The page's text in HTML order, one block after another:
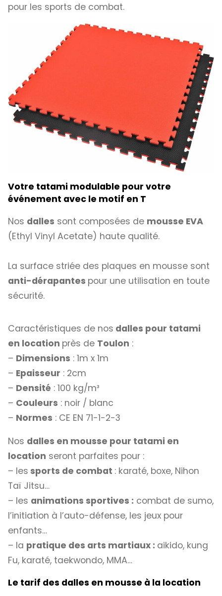
pour les sports de combat.
Votre tatami modulable pour votre
événement avec le motif en T
Nos dalles sont composées de mousse EVA
(Ethyl Vinyl Acetate) haute qualité.
La surface striée des plaques en mousse sont
anti-dérapantes pour une utilisation en toute
sécurité.
Caractéristiques de nos dalles pour tatami
en location près de Toulon :
– Dimensions : 1m x 1m
– Epaisseur : 2cm
– Densité : 100 kg/m³
– Couleurs : noir / blanc
– Normes : CE EN 71-1-2-3
Nos dalles en mousse pour tatami en
location seront parfaites pour :
– les sports de combat : karaté, boxe, Nihon
Taï Jitsu…
– les animations sportives : combat de sumo,
l’initiation à l’auto-défense, les jeux pour
enfants…
– la pratique des arts martiaux : aikido, kung
Fu, karaté, taekwondo, MMA…
Le tarif des dalles en mousse à la location